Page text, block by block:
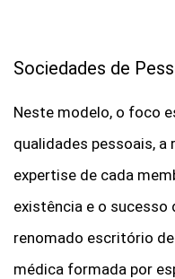
Sociedades de
Neste modelo, o foco
qualidades pessoais, a
expertise de cada
existência e o sucesso
renomado escritório
médica formada por